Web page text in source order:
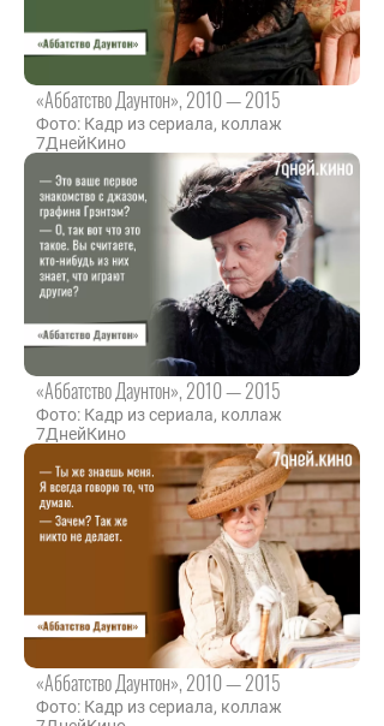
«Аббатство Даунтон», 2010 — 2015
Фото: Кадр из сериала, коллаж
7ДнейКино
«Аббатство Даунтон», 2010 — 2015
Фото: Кадр из сериала, коллаж
7ДнейКино
«Аббатство Даунтон», 2010 — 2015
Фото: Кадр из сериала, коллаж